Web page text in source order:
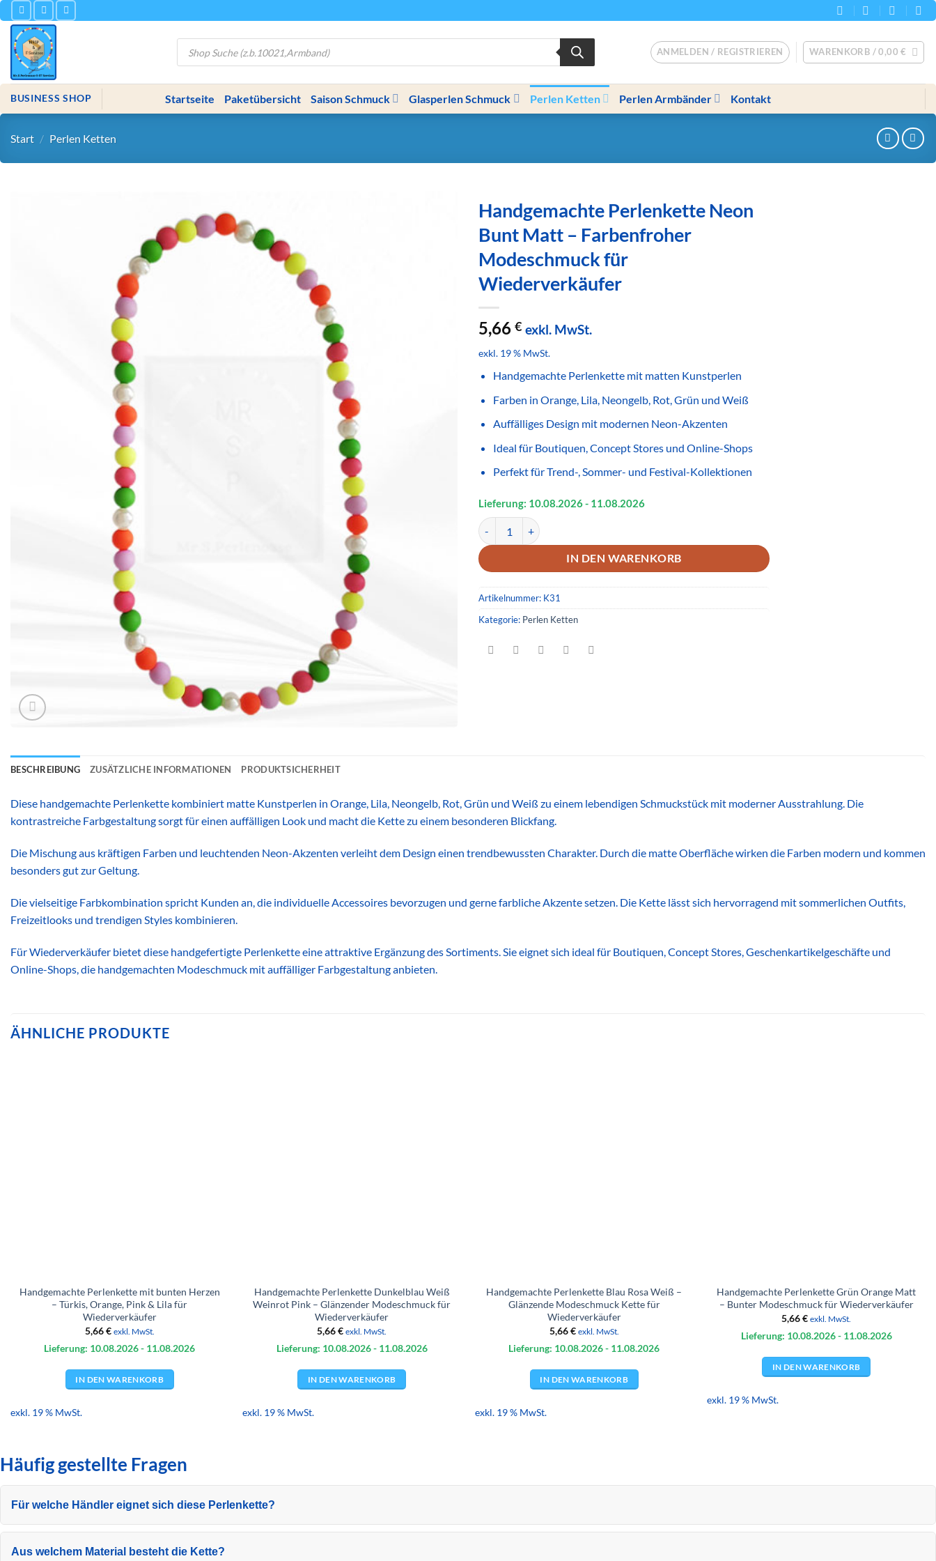
Zum
Inhalt
springen
Products
search
ANMELDEN / REGISTRIEREN WARENKORB /0,00€
BUSINESS SHOP Startseite Paketübersicht Saison Schmuck Glasperlen Schmuck Perlen Ketten Perlen Armbänder Kontakt
Start / Perlen Ketten
Handgemachte Perlenkette Neon
Bunt Matt – Farbenfroher
Modeschmuck für
Wiederverkäufer
5,66 € exkl. MwSt.
exkl. 19 % MwSt.
Handgemachte Perlenkette mit matten Kunstperlen
Farben in Orange, Lila, Neongelb, Rot, Grün und Weiß
Auffälliges Design mit modernen Neon-Akzenten
Ideal für Boutiquen, Concept Stores und Online-Shops
Perfekt für Trend-, Sommer- und Festival-Kollektionen
Lieferung: 10.08.2026- 11.08.2026
Handgemachte Perlenkette Neon Bunt Matt – Farbenfroher Modeschmuck für Wiederverkäufer Menge
IN DEN WARENKORB
Artikelnummer: K31
Kategorie: Perlen Ketten
BESCHREIBUNG ZUSÄTZLICHE INFORMATIONEN PRODUKTSICHERHEIT
Diese handgemachte Perlenkette kombiniert matte Kunstperlen in Orange, Lila, Neongelb, Rot, Grün und Weiß zu einem lebendigen Schmuckstück mit moderner Ausstrahlung. Die
kontrastreiche Farbgestaltung sorgt für einen auffälligen Look und macht die Kette zu einem besonderen Blickfang.
Die Mischung aus kräftigen Farben und leuchtenden Neon-Akzenten verleiht dem Design einen trendbewussten Charakter. Durch die matte Oberfläche wirken die Farben modern und kommen
besonders gut zur Geltung.
Die vielseitige Farbkombination spricht Kunden an, die individuelle Accessoires bevorzugen und gerne farbliche Akzente setzen. Die Kette lässt sich hervorragend mit sommerlichen Outfits,
Freizeitlooks und trendigen Styles kombinieren.
Für Wiederverkäufer bietet diese handgefertigte Perlenkette eine attraktive Ergänzung des Sortiments. Sie eignet sich ideal für Boutiquen, Concept Stores, Geschenkartikelgeschäfte und
Online-Shops, die handgemachten Modeschmuck mit auffälliger Farbgestaltung anbieten.
ÄHNLICHE PRODUKTE
Handgemachte Perlenkette mit bunten Herzen
– Türkis, Orange, Pink & Lila für
Wiederverkäufer
5,66€ exkl. MwSt.
Lieferung: 10.08.2026- 11.08.2026
IN DEN WARENKORB
exkl. 19 % MwSt.
Handgemachte Perlenkette Dunkelblau Weiß
Weinrot Pink – Glänzender Modeschmuck für
Wiederverkäufer
5,66€ exkl. MwSt.
Lieferung: 10.08.2026- 11.08.2026
IN DEN WARENKORB
exkl. 19 % MwSt.
Handgemachte Perlenkette Blau Rosa Weiß –
Glänzende Modeschmuck Kette für
Wiederverkäufer
5,66€ exkl. MwSt.
Lieferung: 10.08.2026- 11.08.2026
IN DEN WARENKORB
exkl. 19 % MwSt.
Handgemachte Perlenkette Grün Orange Matt
– Bunter Modeschmuck für Wiederverkäufer
5,66€ exkl. MwSt.
Lieferung: 10.08.2026- 11.08.2026
IN DEN WARENKORB
exkl. 19 % MwSt.
Häufig gestellte Fragen
Für welche Händler eignet sich diese Perlenkette?
Aus welchem Material besteht die Kette?